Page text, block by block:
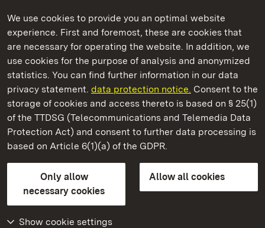
We use cookies to provide you an optimal website
experience. First and foremost, these are cookies that
are necessary for operating the website. In addition, we
use cookies for the purpose of analysis and anonymized
statistics. You can find further information in our data
privacy statement. data protection notice. Consent to the
storage of cookies and access thereto is based on § 25(1)
of the TTDSG (Telecommunications and Telemedia Data
Protection Act) and consent to further data processing is
based on Article 6(1)(a) of the GDPR.
Only allow
necessary cookies
Allow all cookies
Show cookie settings
State Palaces and Gardens of Baden-Wuerttemberg
Staatliche Schlösser und Gärten Baden‑Württemberg
State Palaces and Gardens of Baden-Wuerttemberg
Contact usFAQMasthead
Declaration on barrier-free access
BITV-konform (geprüfte Seiten)